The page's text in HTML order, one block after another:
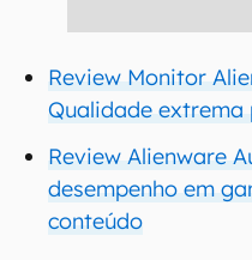
Review Monitor
Qualidade
Review Alienware
desempenho em
conteúdo